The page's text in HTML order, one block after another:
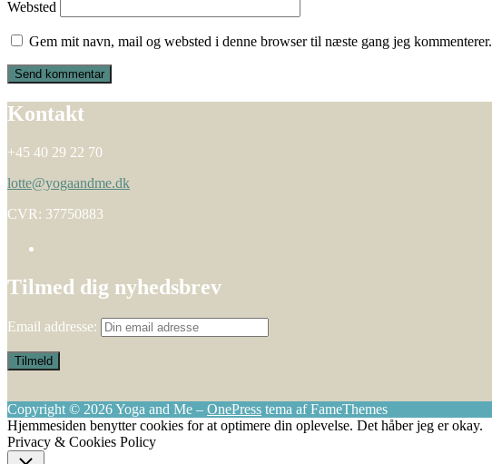
Websted
Gem mit navn, mail og websted i denne browser til næste gang jeg kommenterer.
Kontakt
+45 40 29 22 70
lotte@yogaandme.dk
CVR: 37750883
Tilmed dig nyhedsbrev
Email addresse:
Copyright © 2026 Yoga and Me – OnePress tema af FameThemes
Hjemmesiden benytter cookies for at optimere din oplevelse. Det håber jeg er okay.
Privacy & Cookies Policy